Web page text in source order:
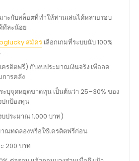
าะกับสล็อตที่ทำให้ท่านเล่นได้หลายรอบ
ทีละน้อย
สมัคร เลือกเกมที่ระบบนับ 100%
รดิตฟรี) กับงบประมาณเงินจริง เพื่อลด
ารคลัง
ะบุจุดหยุดขาดทุน เป็นต้นว่า 25–30% ของ
ปกป้องทุน
ประมาณ 1,000 บาท)
ณทดลองหรือใช้เครดิตฟรีก่อน
200 บาท